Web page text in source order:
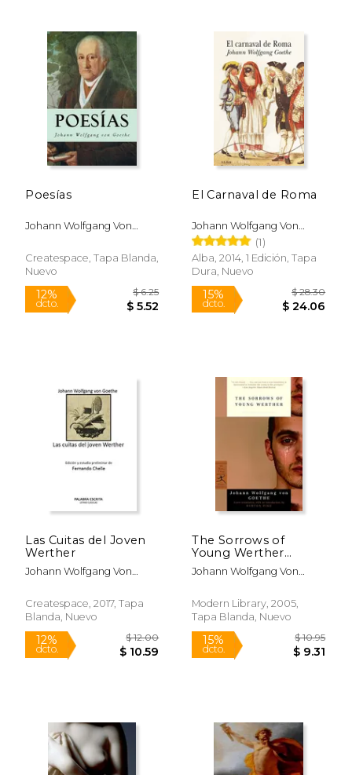
Poesías
Johann Wolfgang Von
Createspace, Tapa Blanda,
Nuevo
El Carnaval de Roma
Johann Wolfgang Von
Goethe
(1)
Alba, 2014, 1 Edición, Tapa
Dura, Nuevo
Las Cuitas del Joven
Werther
Johann Wolfgang Von
Createspace, 2017, Tapa
Blanda, Nuevo
The Sorrows of
Young Werther
(Modern Library) (en
Inglés)
Johann Wolfgang Von
Modern Library, 2005,
Tapa Blanda, Nuevo